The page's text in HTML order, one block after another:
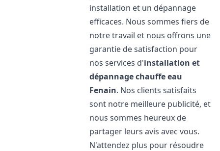
installation et un dépannage
efficaces. Nous sommes fiers de
notre travail et nous offrons une
garantie de satisfaction pour
nos services d'installation et
dépannage chauffe eau
Fenain. Nos clients satisfaits
sont notre meilleure publicité, et
nous sommes heureux de
partager leurs avis avec vous.
N'attendez plus pour résoudre